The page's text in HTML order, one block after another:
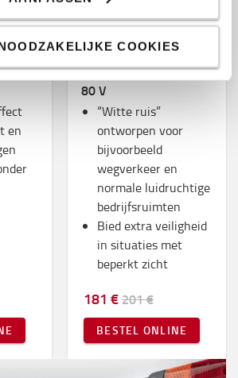
COOKIES
en
Back-up zoemer, 36 -
80 V
“Witte ruis”
ontworpen voor
bijvoorbeeld
wegverkeer en
normale luidruchtige
bedrijfsruimten
Bied extra veiligheid
in situaties met
beperkt zicht
181 €201 €
BESTEL ONLINE